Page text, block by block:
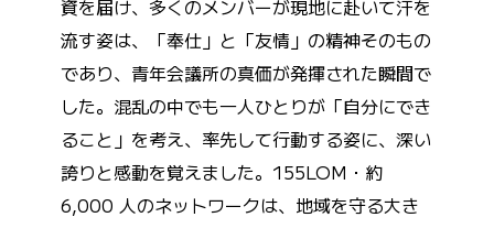
資を届け、多くのメンバーが現地に赴いて汗を
流す姿は、「奉仕」と「友情」の精神そのもの
であり、青年会議所の真価が発揮された瞬間で
した。混乱の中でも一人ひとりが「自分にでき
ること」を考え、率先して行動する姿に、深い
誇りと感動を覚えました。155LOM・約
6,000 人のネットワークは、地域を守る大き